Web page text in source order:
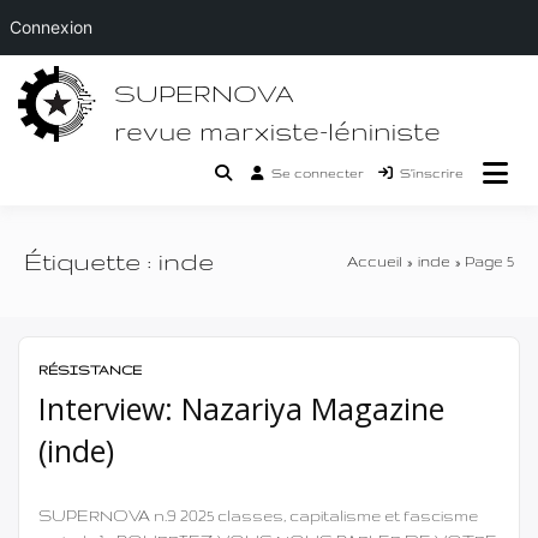
Passer
contenu
SUPERNOVA
revue marxiste-léniniste
Se connecter S’inscrire
Étiquette : inde Accueil inde Page 5
RÉSISTANCE
Interview: Nazariya Magazine
(inde)
SUPERNOVA n.9 2025 classes, capitalisme et fascisme
Connexion